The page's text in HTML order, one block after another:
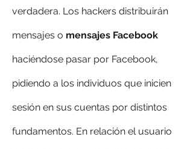
verdadera. Los hackers distribuirán
mensajes o mensajes Facebook
haciéndose pasar por Facebook,
pidiendo a los individuos que inicien
sesión en sus cuentas por distintos
fundamentos. En relación el usuario